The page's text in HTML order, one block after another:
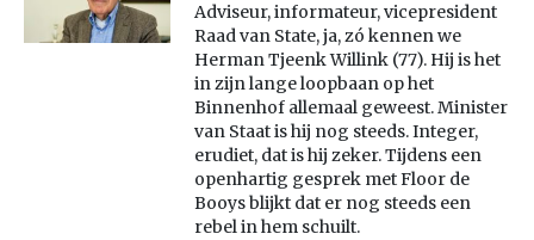
Adviseur, informateur, vicepresident
Raad van State, ja, zó kennen we
Herman Tjeenk Willink (77). Hij is het
in zijn lange loopbaan op het
Binnenhof allemaal geweest. Minister
van Staat is hij nog steeds. Integer,
erudiet, dat is hij zeker. Tijdens een
openhartig gesprek met Floor de
Booys blijkt dat er nog steeds een
rebel in hem schuilt.